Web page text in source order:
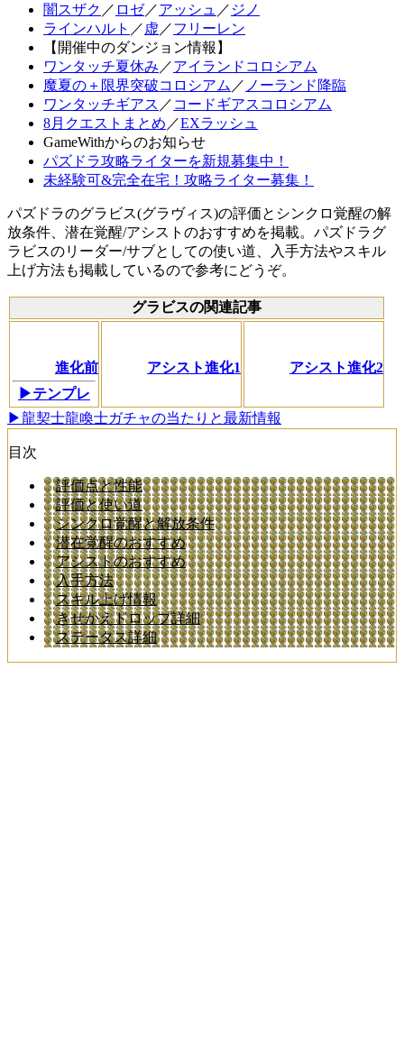
闇スザク ／ ロゼ／アッシュ ／ ジノ
ラインハルト ／ 虚 ／フリーレン
【開催中のダンジョン情報】
ワンタッチ夏休み ／アイランドコロシアム
魔夏の＋限界突破コロシアム ／ ノーランド降臨
ワンタッチギアス ／ コードギアスコロシアム
8月クエストまとめ ／EXラッシュ
GameWithからのお知らせ
パズドラ攻略ライターを新規募集中！
未経験可&完全在宅！攻略ライター募集！
パズドラのグラビス(グラヴィス)の評価とシンクロ覚醒の解
放条件、潜在覚醒/アシストのおすすめを掲載。パズドラグ
ラビスのリーダー/サブとしての使い道、入手方法やスキル
上げ方法も掲載しているので参考にどうぞ。
グラビスの関連記事
進化前
▶テンプレ
アシスト進化1 アシスト進化2
▶龍契士龍喚士ガチャの当たりと最新情報
目次
評価点と性能
評価と使い道
シンクロ覚醒と解放条件
潜在覚醒のおすすめ
アシストのおすすめ
入手方法
スキル上げ情報
きせかえドロップ詳細
ステータス詳細